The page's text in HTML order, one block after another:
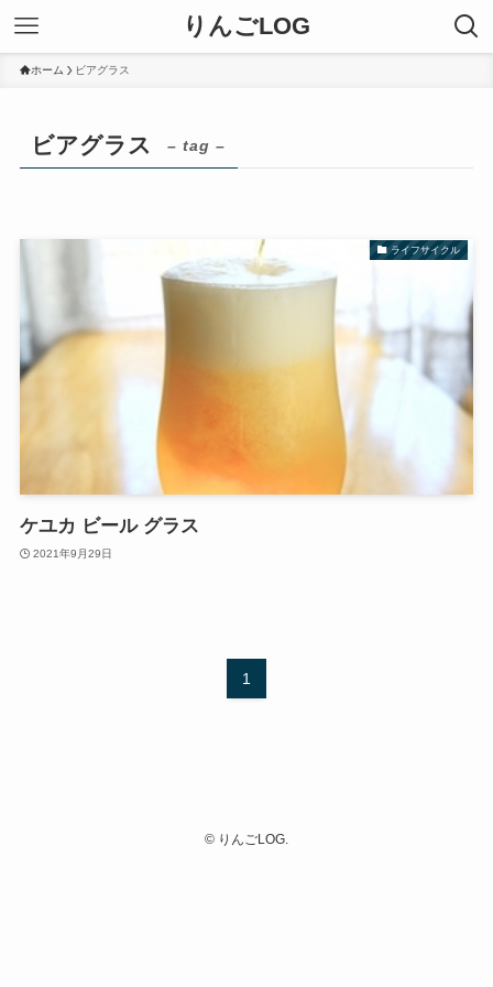
りんごLOG
ホーム ビアグラス
ビアグラス – tag –
ライフサイクル
ケユカ ビール グラス
2021年9月29日
1
© りんごLOG.